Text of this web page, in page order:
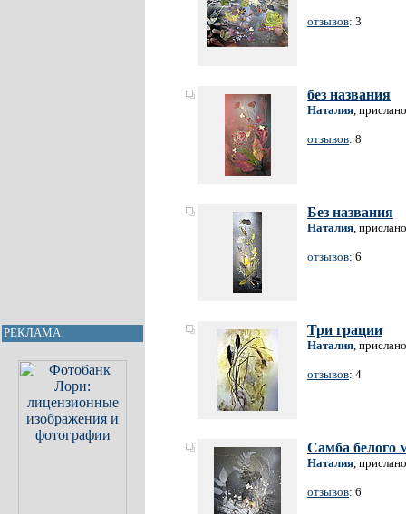
РЕКЛАМА
отзывов: 3
без названия
Наталия,
отзывов: 8
Без названия
Наталия,
отзывов: 6
Три грации
Наталия,
отзывов: 4
Самба белого
Наталия,
отзывов: 6